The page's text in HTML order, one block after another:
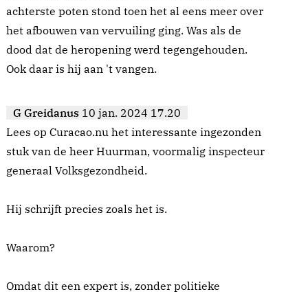
achterste poten stond toen het al eens meer over
het afbouwen van vervuiling ging. Was als de
dood dat de heropening werd tegengehouden.
Ook daar is hij aan 't vangen.
G Greidanus 10 jan. 2024 17.20
Lees op Curacao.nu het interessante ingezonden
stuk van de heer Huurman, voormalig inspecteur
generaal Volksgezondheid.
Hij schrijft precies zoals het is.
Waarom?
Omdat dit een expert is, zonder politieke